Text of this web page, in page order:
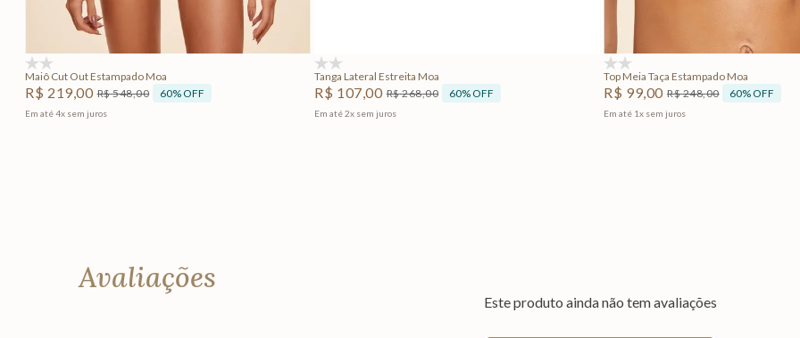
Adicionar na sacola
Maiô Cut Out Estampado Moa
R$ 219,00 R$548,00 60% OFF
Em até4x sem juros
Tanga Lateral Estreita Moa
R$ 107,00 R$268,00 60% OFF
Em até2x sem juros
Top Meia Taça Estampado Moa
R$ 99,00 R$248,00 60% OFF
Em até 1x sem juros
Avaliações
Este produto ainda não tem avaliações